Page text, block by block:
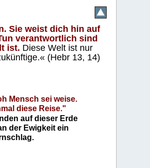
Sie weist dich hin auf
verantwortlich sind
ist. Diese Welt ist nur
(Hebr 13, 14)
Mensch sei weise.
diese Reise."
auf dieser Erde
der Ewigkeit ein